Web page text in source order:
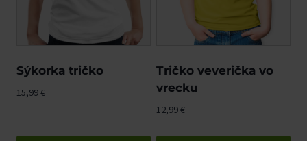
Sýkorka tričko
15,99€
Tričko veverička vo
vrecku
12,99€